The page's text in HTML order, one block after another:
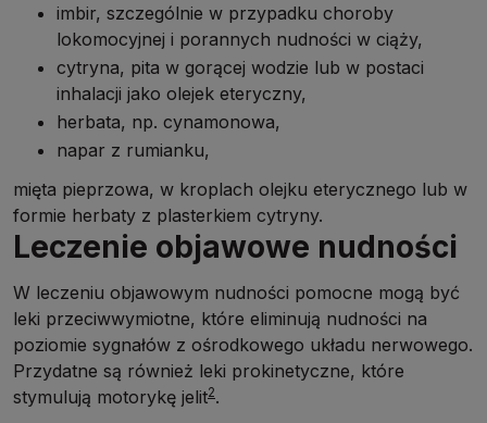
imbir, szczególnie w przypadku choroby
lokomocyjnej i porannych nudności w ciąży,
cytryna, pita w gorącej wodzie lub w postaci
inhalacji jako olejek eteryczny,
herbata, np. cynamonowa,
napar z rumianku,
mięta pieprzowa, w kroplach olejku eterycznego lub w
formie herbaty z plasterkiem cytryny.
Leczenie objawowe nudności
W leczeniu objawowym nudności pomocne mogą być
leki przeciwwymiotne, które eliminują nudności na
poziomie sygnałów z ośrodkowego układu nerwowego.
Przydatne są również leki prokinetyczne, które
stymulują motorykę jelit2.